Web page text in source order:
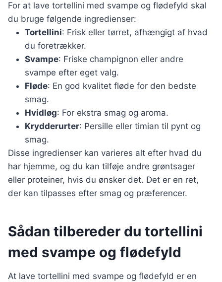
For at lave tortellini med svampe og flødefyld skal
du bruge følgende ingredienser:
Tortellini: Frisk eller tørret, afhængigt af hvad
du foretrækker.
Svampe: Friske champignon eller andre
svampe efter eget valg.
Fløde: En god kvalitet fløde for den bedste
smag.
Hvidløg: For ekstra smag og aroma.
Krydderurter: Persille eller timian til pynt og
smag.
Disse ingredienser kan varieres alt efter hvad du
har hjemme, og du kan tilføje andre grøntsager
eller proteiner, hvis du ønsker det. Det er en ret,
der kan tilpasses efter smag og præferencer.
Sådan tilbereder du tortellini
med svampe og flødefyld
At lave tortellini med svampe og flødefyld er en